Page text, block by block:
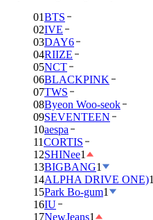
01BTS
02IVE
03DAY6
04RIIZE
05NCT
06BLACKPINK
07TWS
08Byeon Woo-seok
09SEVENTEEN
10aespa
11CORTIS
12SHINee1
13BIGBANG1
14ALPHA DRIVE ONE)1
15Park Bo-gum1
16IU
17NewJeans1